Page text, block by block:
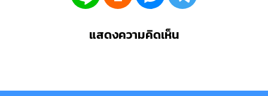
แสดงความคิดเห็น